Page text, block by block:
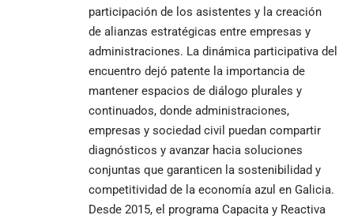
participación de los asistentes y la creación
de alianzas estratégicas entre empresas y
administraciones. La dinámica participativa del
encuentro dejó patente la importancia de
mantener espacios de diálogo plurales y
continuados, donde administraciones,
empresas y sociedad civil puedan compartir
diagnósticos y avanzar hacia soluciones
conjuntas que garanticen la sostenibilidad y
competitividad de la economía azul en Galicia.
Desde 2015, el programa Capacita y Reactiva